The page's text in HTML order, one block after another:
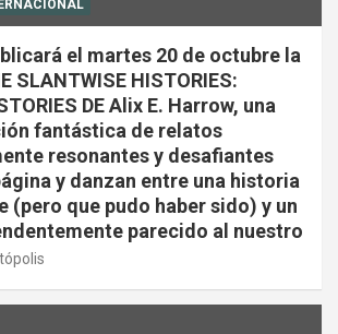
el martes 20 de octubre la
SLANTWISE HISTORIES:
DE Alix E. Harrow, una
fantástica de relatos
resonantes y desafiantes
y danzan entre una historia
(pero que pudo haber sido) y un
parecido al nuestro